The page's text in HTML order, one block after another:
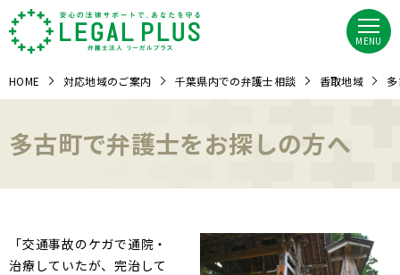
MENU
HOME 対応地域のご案内 千葉県内での弁護士相談 香取地域
多古町で弁護士をお探しの方へ
「交通事故のケガで通院・
治療していたが、完治して